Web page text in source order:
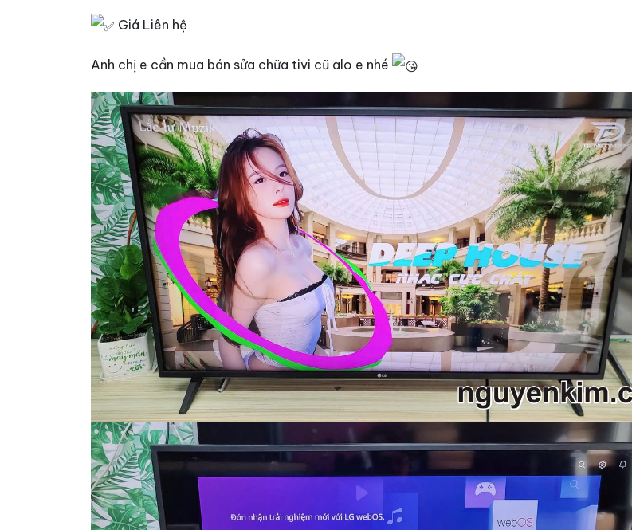
Giá Liên hệ
Anh chị e cần mua bán sửa chữa tivi cũ alo e nhé